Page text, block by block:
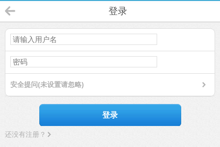
登录
安全提问(未设置请忽略)
登录
还没有注册？